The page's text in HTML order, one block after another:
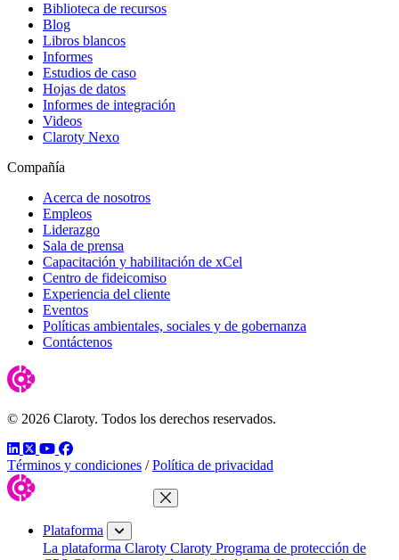
Biblioteca de recursos
Blog
Libros blancos
Informes
Estudios de caso
Hojas de datos
Informes de integración
Videos
Claroty Nexo
Compañía
Acerca de nosotros
Empleos
Liderazgo
Sala de prensa
Capacitación y habilitación de xCel
Centro de fideicomiso
Experiencia del cliente
Eventos
Políticas ambientales, sociales y de gobernanza
Contáctenos
© 2026 Claroty. Todos los derechos reservados.
LinkedIn
TwitterYouTube
Facebook
Términos y condiciones / Política de privacidad
Cerrar menú
Plataforma
La plataforma Claroty Claroty Programa de protección de